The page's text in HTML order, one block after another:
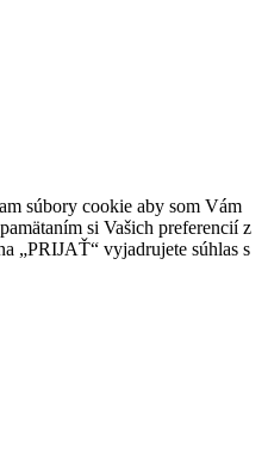
súbory cookie aby som Vám
si Vašich preferencií z
„PRIJAŤ“ vyjadrujete súhlas s